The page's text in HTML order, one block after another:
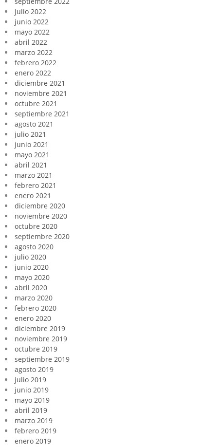
julio 2022
junio 2022
mayo 2022
abril 2022
marzo 2022
febrero 2022
enero 2022
diciembre 2021
noviembre 2021
octubre 2021
septiembre 2021
agosto 2021
julio 2021
junio 2021
mayo 2021
abril 2021
marzo 2021
febrero 2021
enero 2021
diciembre 2020
noviembre 2020
octubre 2020
septiembre 2020
agosto 2020
julio 2020
junio 2020
mayo 2020
abril 2020
marzo 2020
febrero 2020
enero 2020
diciembre 2019
noviembre 2019
octubre 2019
septiembre 2019
agosto 2019
julio 2019
junio 2019
mayo 2019
abril 2019
marzo 2019
febrero 2019
enero 2019